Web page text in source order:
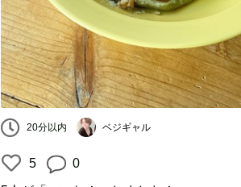
20分以内 ベジギャル
5 0